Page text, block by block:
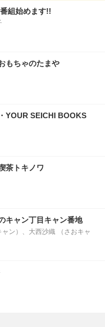
組始めます!!
もちゃのたまや
YOUR SEICHI BOOKS
茶トキノワ
キャン丁目キャン番地
ン）、大西沙織 （さおキャ